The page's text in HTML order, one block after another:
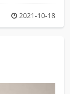
2021-10-18